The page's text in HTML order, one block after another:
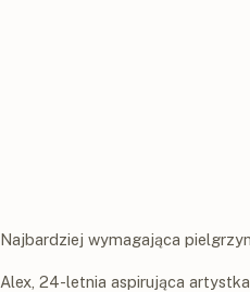
Najbardziej wymagająca
Alex, 24-letnia aspirująca